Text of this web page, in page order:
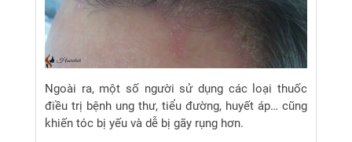
Ngoài ra, một số người sử dụng các loại thuốc
điều trị bệnh ung thư, tiểu đường, huyết áp… cũng
khiến tóc bị yếu và dễ bị gãy rụng hơn.